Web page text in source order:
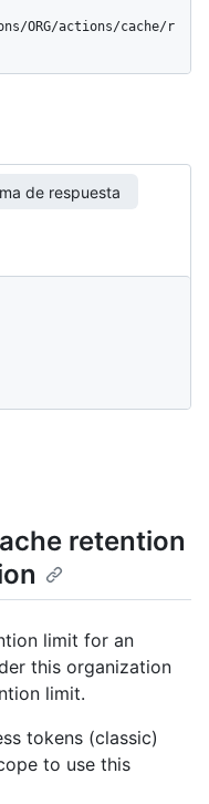
ORG/actions/cache/r
de respuesta
retention
limit for an
this organization
limit.
tokens (classic)
to use this